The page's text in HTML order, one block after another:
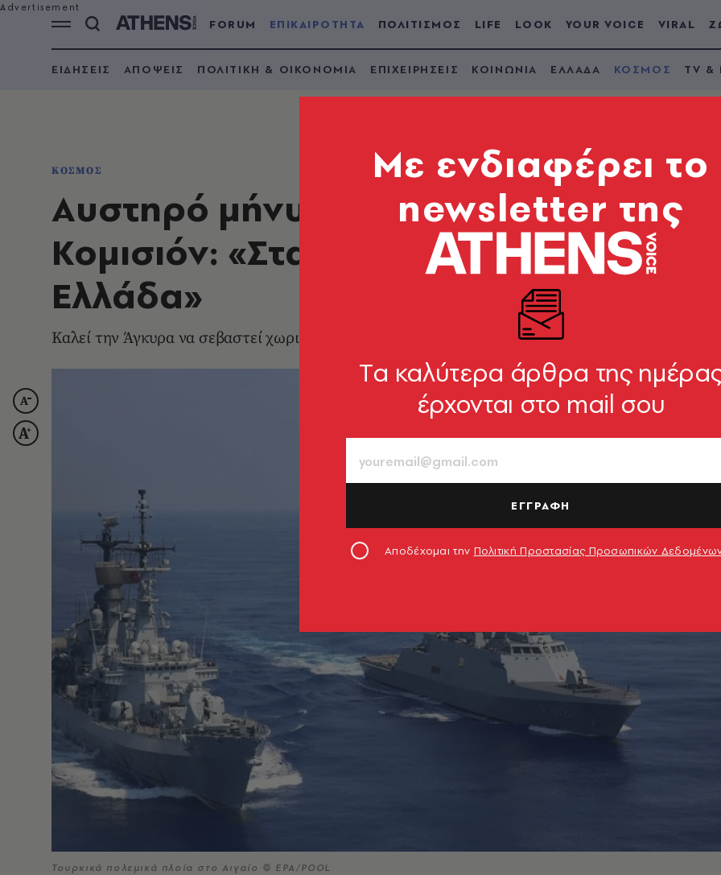
FORUM ΕΠΙΚΑΙΡΟΤΗΤΑ ΠΟΛΙΤΙΣΜΟΣ LIFE LOOK YOUR VOICE VIRAL
ΕΙΔΗΣΕΙΣ ΑΠΟΨΕΙΣ ΠΟΛΙΤΙΚΗ & ΟΙΚΟΝΟΜΙΑ ΕΠΙΧΕΙΡΗΣΕΙΣ ΚΟΙΝΩΝΙΑ ΕΛΛΑΔΑ ΚΟΣΜΟΣ TV &
ΚΟΣΜΟΣ
Αυστηρό μήνυμα στην Τουρκία από
Κομισιόν: «Σταματήστε να απειλείτε
Ελλάδα»
Καλεί την Άγκυρα να σεβαστεί χωρικά ύδατα και εναέριο χώρο
Τουρκικά πολεμικά πλοία στο Αιγαίο © EPA/POOL
Mε ενδιαφέρει το
newsletter της
Tα καλύτερα άρθρα της
έρχονται στο mail σου
ΕΓΓΡΑΦΗ
Αποδέχομαι την Πολιτική Προστασίας Προσωπικών